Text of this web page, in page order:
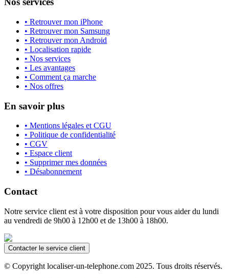
• Retrouver mon iPhone
• Retrouver mon Samsung
• Retrouver mon Android
• Localisation rapide
• Nos services
• Les avantages
• Comment ça marche
• Nos offres
En savoir plus
• Mentions légales et CGU
• Politique de confidentialité
• CGV
• Espace client
• Supprimer mes données
• Désabonnement
Contact
Notre service client est à votre disposition pour vous aider du lundi
au vendredi de 9h00 à 12h00 et de 13h00 à 18h00.
Contacter le service client
© Copyright localiser-un-telephone.com 2025. Tous droits réservés.